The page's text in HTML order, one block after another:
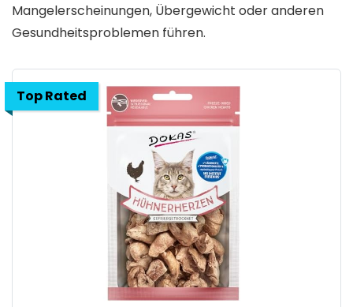
Mangelerscheinungen, Übergewicht oder anderen
Gesundheitsproblemen führen.
Top Rated